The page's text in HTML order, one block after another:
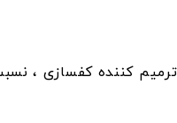
کننده کفسازی ،